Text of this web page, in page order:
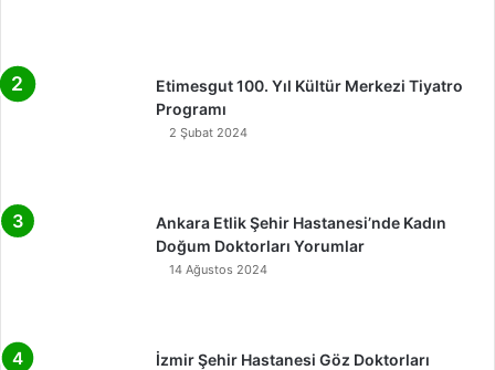
Etimesgut 100. Yıl Kültür Merkezi Tiyatro
Programı
2 Şubat 2024
Ankara Etlik Şehir Hastanesi’nde Kadın
Doğum Doktorları Yorumlar
14 Ağustos 2024
İzmir Şehir Hastanesi Göz Doktorları